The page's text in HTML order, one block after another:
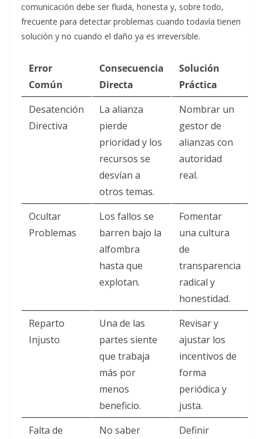
comunicación debe ser fluida, honesta y, sobre todo,
frecuente para detectar problemas cuando todavía tienen
solución y no cuando el daño ya es irreversible.
Error
Común
Consecuencia
Directa
Solución
Práctica
Desatención
Directiva
La alianza
pierde
prioridad y los
recursos se
desvían a
otros temas.
Nombrar un
gestor de
alianzas con
autoridad
real.
Ocultar
Problemas
Los fallos se
barren bajo la
alfombra
hasta que
explotan.
Fomentar
una cultura
de
transparencia
radical y
honestidad.
Reparto
Injusto
Una de las
partes siente
que trabaja
más por
menos
beneficio.
Revisar y
ajustar los
incentivos de
forma
periódica y
justa.
Falta de
No saber
Definir